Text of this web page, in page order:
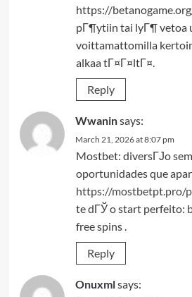
https://
pГ¶ytiin tai lyГ¶ vetoa
voittamattomilla
alkaa tГ¤Г¤ltГ¤.
Reply
Wwaninsays:
March 21, 2026 at 8:07 pm
Mostbet: diversГЈo
oportunidades que
https://mostbetpt.pro/
te dГЎ o start perfeito:
free spins .
Reply
Onuxmlsays: